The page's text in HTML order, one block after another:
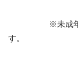
※未成年者の
す。